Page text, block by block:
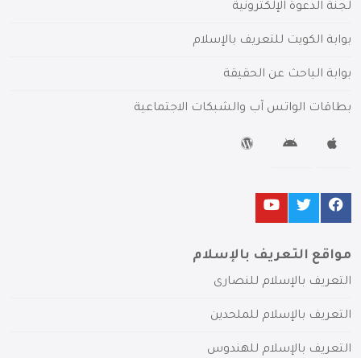
لجنة الدعوة الإلكترونية
بوابة الكويت للتعريف بالإسلام
بوابة الباحث عن الحقيقة
بطاقات الواتس آب والشبكات الاجتماعية
مواقع التعريف بالإسلام
التعريف بالإسلام للنصارى
التعريف بالإسلام للملحدين
التعريف بالإسلام للهندوس